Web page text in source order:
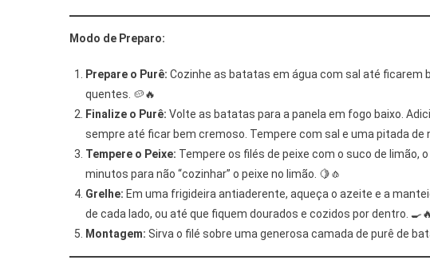
Modo de Preparo:
Prepare o Purê: Cozinhe as batatas em água com sal até ficarem
quentes. 🥔🔥
Finalize o Purê: Volte as batatas para a panela em fogo baixo.
sempre até ficar bem cremoso. Tempere com sal e uma pitada de
Tempere o Peixe: Tempere os filés de peixe com o suco de limão,
minutos para não “cozinhar” o peixe no limão. 🍋🧄
Grelhe: Em uma frigideira antiaderente, aqueça o azeite e a
de cada lado, ou até que fiquem dourados e cozidos por dentro.
Montagem: Sirva o filé sobre uma generosa camada de purê de